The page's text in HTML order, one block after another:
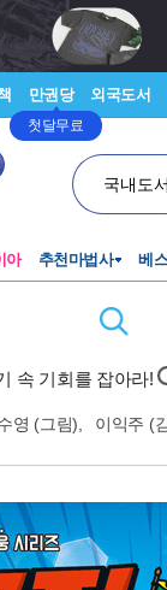
만권당
첫달무료
외국도서
국내도
아 추천마법사 베
속 기회를 잡아라!
영 (그림), 이익주 (